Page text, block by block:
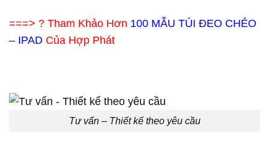
===> ? Tham Khảo Hơn 100 MẪU TÚI ĐEO CHÉO
– IPAD Của Hợp Phát
Tư vấn – Thiết kế theo yêu cầu